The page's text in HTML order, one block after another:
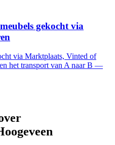
gekocht via
via Marktplaats, Vinted of
het transport van A naar B —